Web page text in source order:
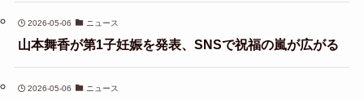
2026-05-06 ニュース
山本舞香が第1子妊娠を発表、SNSで祝福の嵐が広がる
2026-05-06 ニュース